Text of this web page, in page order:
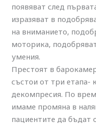
появяват след
изразяват в
на вниманието,
моторика,
умения.
Престоят в
състои от три етапа-
декомпресия. По
имаме промяна в
пациентите да бъдат